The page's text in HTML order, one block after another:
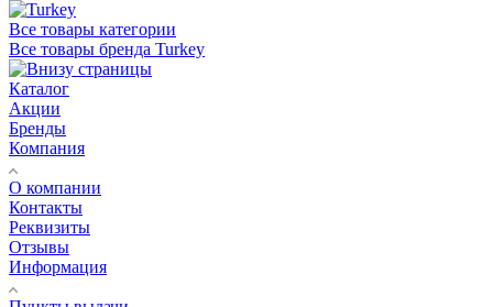
Все товары категории
Все товары бренда Turkey
Каталог
Акции
Бренды
Компания
О компании
Контакты
Реквизиты
Отзывы
Информация